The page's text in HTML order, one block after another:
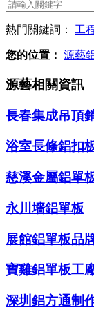
熱門關鍵詞： 工
您的位置： 源藝
源藝相關資訊
長春集成吊頂
浴室長條鋁扣
慈溪金屬鋁單
永川墻鋁單板
展館鋁單板品
寶雞鋁單板工
深圳鋁方通制